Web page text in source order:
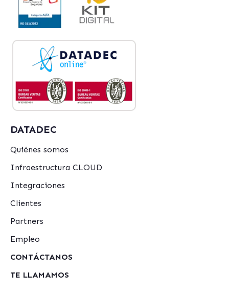
DATADEC
Quiénes somos
Infraestructura CLOUD
Integraciones
Clientes
Partners
Empleo
CONTÁCTANOS
TE LLAMAMOS